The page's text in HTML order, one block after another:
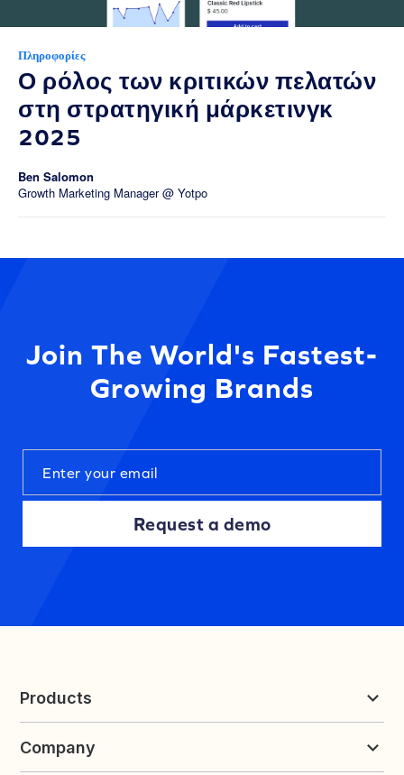
Πληροφορίες
Ο ρόλος των κριτικών πελατών
στη στρατηγική μάρκετινγκ
2025
Ben Salomon
Growth Marketing Manager @ Yotpo
Join The World's Fastest-
Growing Brands
Request a demo
Products
Loyalty & Referrals
Company